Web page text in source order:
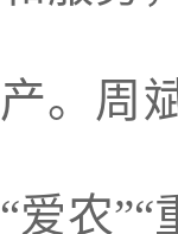
产。周
“爱农